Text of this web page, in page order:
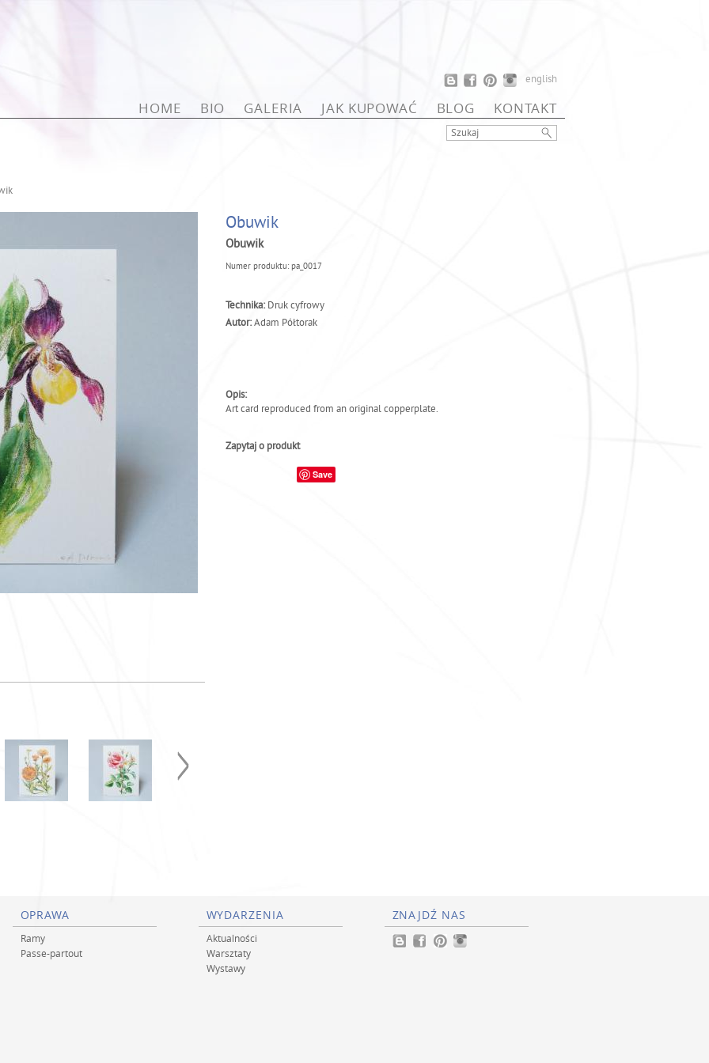
english
HOME BIO GALERIA JAK KUPOWAĆ BLOG KONTAKT
Obuwik
Obuwik
Numer produktu:pa_0017
Technika: Druk cyfrowy
Autor:Adam Półtorak
Opis:
Art card reproduced from an original copperplate.
Zapytaj o produkt
Save
OPRAWA
Ramy
Passe-partout
WYDARZENIA
Aktualności
Warsztaty
Wystawy
ZNAJDŹ NAS